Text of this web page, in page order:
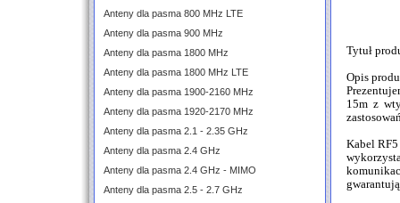
Anteny dla pasma 800 MHz LTE
Anteny dla pasma 900 MHz
Anteny dla pasma 1800 MHz
Anteny dla pasma 1800 MHz LTE
Anteny dla pasma 1900-2160 MHz
Anteny dla pasma 1920-2170 MHz
Anteny dla pasma 2.1 - 2.35 GHz
Anteny dla pasma 2.4 GHz
Anteny dla pasma 2.4 GHz - MIMO
Anteny dla pasma 2.5 - 2.7 GHz
Tytuł
Opis
15m z
Kabel